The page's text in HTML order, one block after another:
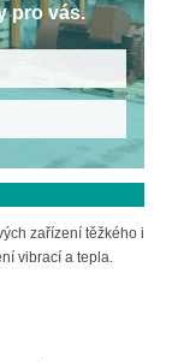
pro vás.
zařízení těžkého i
vibrací a tepla.